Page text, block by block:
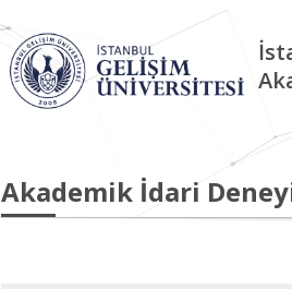
Akademik İdari